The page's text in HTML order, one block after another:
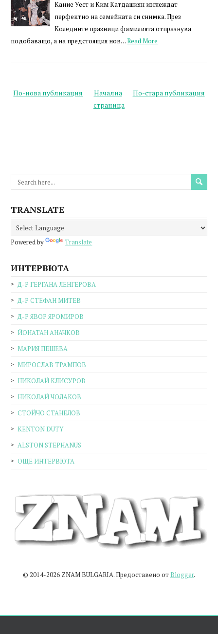
Кание Уест и Ким Катдашиян изглеждат
перфектно на семейната си снимка. През
Коледните празници фамилията отпразнува
подобаващо, а на предстоящия нов…Read More
По-нова публикация По-стара публикация
Начална
страница
TRANSLATE
Powered by Translate
ИНТЕРВЮТА
Д-Р ГЕРГАНА ЛЕНГЕРОВА
Д-Р СТЕФАН МИТЕВ
Д-Р ЯВОР ЯРОМИРОВ
ЙОНАТАН АНАЧКОВ
МАРИЯ ПЕШЕВА
МИРОСЛАВ ТРАМПОВ
НИКОЛАЙ КЛИСУРОВ
НИКОЛАЙ ЧОЛАКОВ
СТОЙЧО СТАНЕЛОВ
KENTON DUTY
ALSTON STEPHANUS
ОЩЕ ИНТЕРВЮТА
© 2014-2026 ZNAM BULGARIA. Предоставено от Blogger.